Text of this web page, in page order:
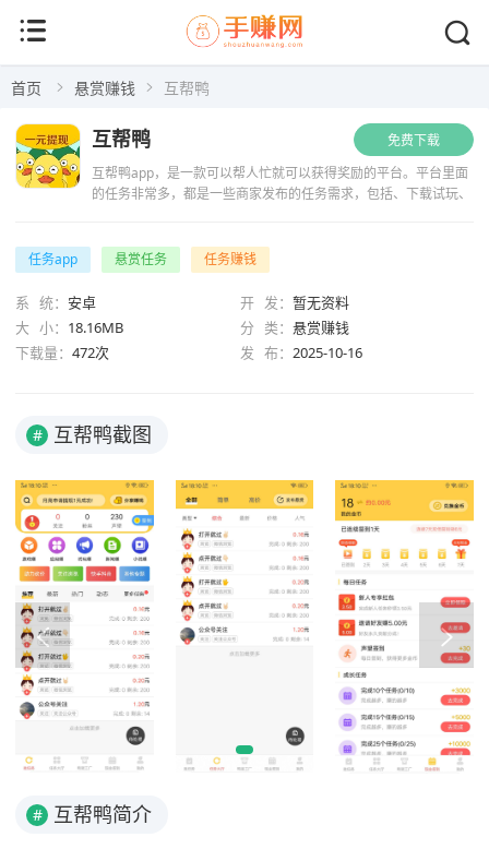
首页 悬赏赚钱 互帮鸭
免费下载
互帮鸭app，是一款可以帮人忙就可以获得奖励的平台。平台里面
的任务非常多，都是一些商家发布的任务需求，包括、下载试玩、
互帮鸭
任务app 悬赏任务 任务赚钱
系 统： 安卓 开 发： 暂无资料
大 小： 18.16MB 分 类： 悬赏赚钱
下载量： 472次 发 布： 2025-10-16
# 互帮鸭截图
# 互帮鸭简介